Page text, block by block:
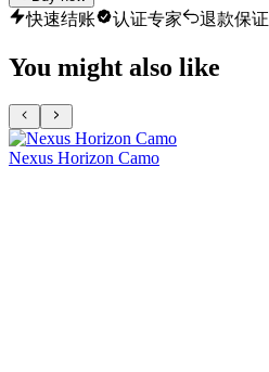
快速结账 认证专家 退款保证
You might also like
Nexus Horizon Camo